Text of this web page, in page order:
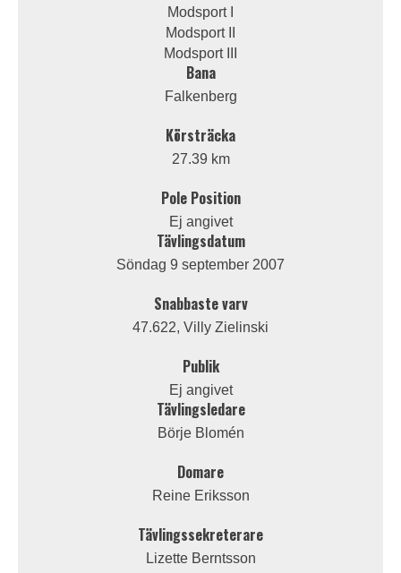
Modsport I
Modsport II
Modsport III
Bana
Falkenberg
Körsträcka
27.39 km
Pole Position
Ej angivet
Tävlingsdatum
Söndag 9 september 2007
Snabbaste varv
47.622, Villy Zielinski
Publik
Ej angivet
Tävlingsledare
Börje Blomén
Domare
Reine Eriksson
Tävlingssekreterare
Lizette Berntsson